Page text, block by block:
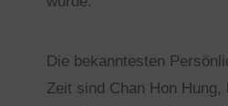
Die bekanntesten
Zeit sind Chan Hon Hung,